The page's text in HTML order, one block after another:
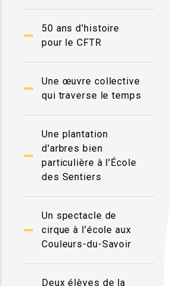
50 ans d'histoire
pour le CFTR
Une œuvre collective
qui traverse le temps
Une plantation
d'arbres bien
particulière à l'École
des Sentiers
Un spectacle de
cirque à l'école aux
Couleurs-du-Savoir
Deux élèves de la